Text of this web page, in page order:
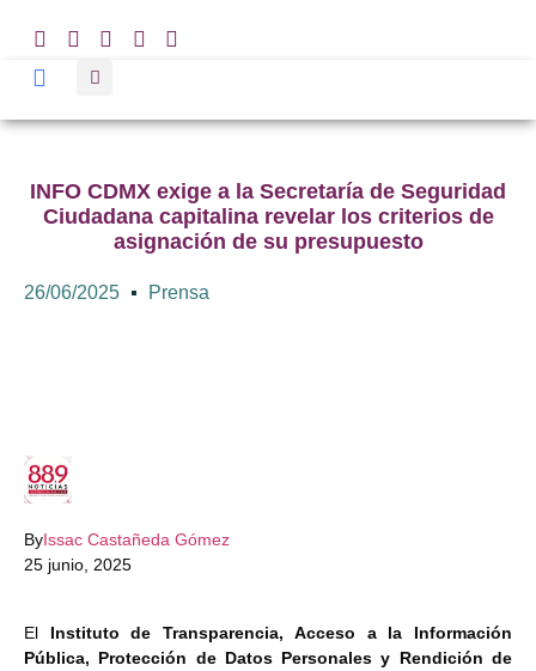
INFO CDMX exige a la Secretaría de Seguridad
Ciudadana capitalina revelar los criterios de
asignación de su presupuesto
26/06/2025 Prensa
ByIssac Castañeda Gómez
25 junio, 2025
El Instituto de Transparencia, Acceso a la Información
Pública, Protección de Datos Personales y Rendición de